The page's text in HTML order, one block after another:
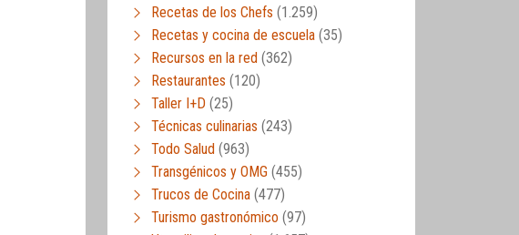
Recetas de los Chefs (1.259)
Recetas y cocina de escuela (35)
Recursos en la red (362)
Restaurantes (120)
Taller I+D (25)
Técnicas culinarias (243)
Todo Salud (963)
Transgénicos y OMG (455)
Trucos de Cocina (477)
Turismo gastronómico (97)